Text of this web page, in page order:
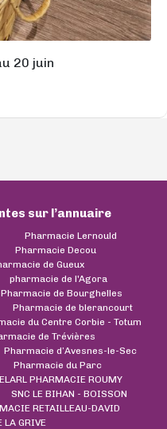
20 juin
sur l’annuaire
Pharmacie Lernould
Pharmacie Decou
de Gueux
pharmacie de l'Agora
Pharmacie de Bourghelles
Pharmacie de blerancourt
du Centre Corbie - Totum
de Trévières
Pharmacie d’Avesnes-le-Sec
Pharmacie du Parc
PHARMACIE ROUMY
SNC LE BIHAN - BOISSON
RETAILLEAU-DAVID
LA GRIVE